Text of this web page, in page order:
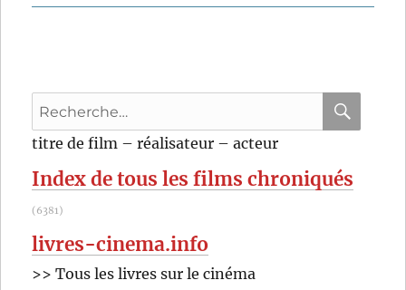
Recherche
pour
:
titre de film – réalisateur – acteur
Index de tous les films chroniqués
(6381)
livres-cinema.info
>> Tous les livres sur le cinéma